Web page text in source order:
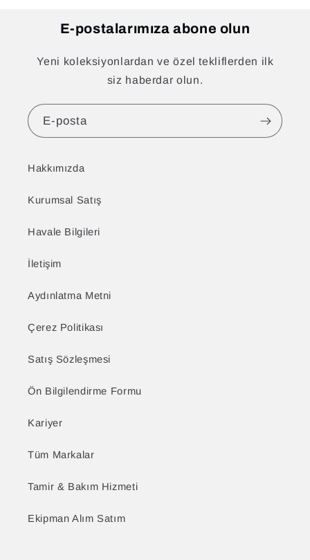
E-postalarımıza abone olun
Yeni koleksiyonlardan ve özel tekliflerden ilk
siz haberdar olun.
E-posta
Hakkımızda
Kurumsal Satış
Havale Bilgileri
İletişim
Aydınlatma Metni
Çerez Politikası
Satış Sözleşmesi
Ön Bilgilendirme Formu
Kariyer
Tüm Markalar
Tamir & Bakım Hizmeti
Ekipman Alım Satım